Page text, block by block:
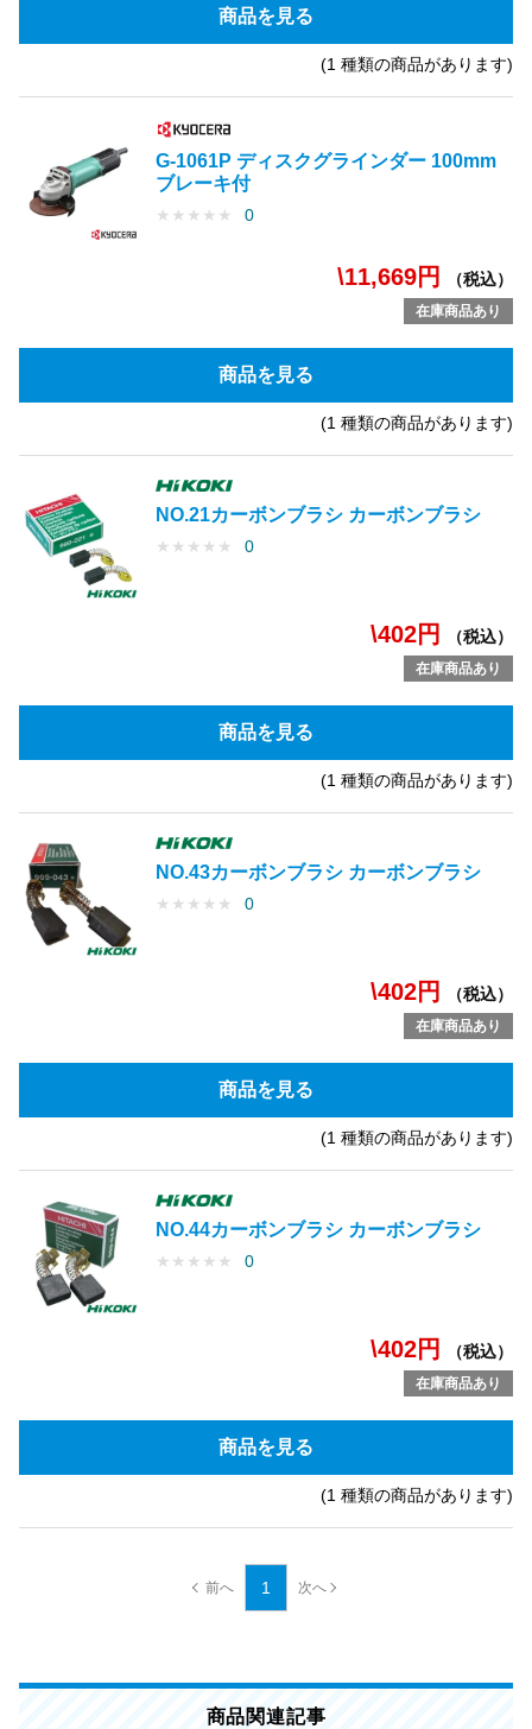
商品を見る
(1 種類の商品があります)
G-1061P ディスクグラインダー 100mm
ブレーキ付
★ ★ ★ ★ ★ 0
\11,669円 （税込）
在庫商品あり
商品を見る
(1 種類の商品があります)
NO.21カーボンブラシ カーボンブラシ
★ ★ ★ ★ ★ 0
\402円 （税込）
在庫商品あり
商品を見る
(1 種類の商品があります)
NO.43カーボンブラシ カーボンブラシ
★ ★ ★ ★ ★ 0
\402円 （税込）
在庫商品あり
商品を見る
(1 種類の商品があります)
NO.44カーボンブラシ カーボンブラシ
★ ★ ★ ★ ★ 0
\402円 （税込）
在庫商品あり
商品を見る
(1 種類の商品があります)
1
商品関連記事